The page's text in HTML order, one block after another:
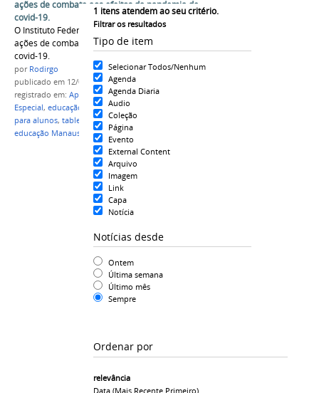
1 itens atendem ao seu critério.
Filtrar os resultados
Tipo de item
Selecionar Todos/Nenhum
Agenda
Agenda Diaria
Audio
Coleção
Página
Evento
External Content
Arquivo
Imagem
Link
Capa
Notícia
Notícias desde
Ontem
Última semana
Último mês
Sempre
Ordenar por
relevância
Data (mais Recente Primeiro)
ações de combate aos efeitos da pandemia de
covid-19.
O Instituto Federal do Amazonas continua suas
ações de combate aos efeitos da pandemia de
covid-19.
por Rodirgo
publicado em 12/08/2021
registrado em: Aperfeiçoamento em Educação
Especial, educação #IFAM,Reitor do IFAM
para alunos, tablets educação no amazonas
educação Manaus
Jaime ifam